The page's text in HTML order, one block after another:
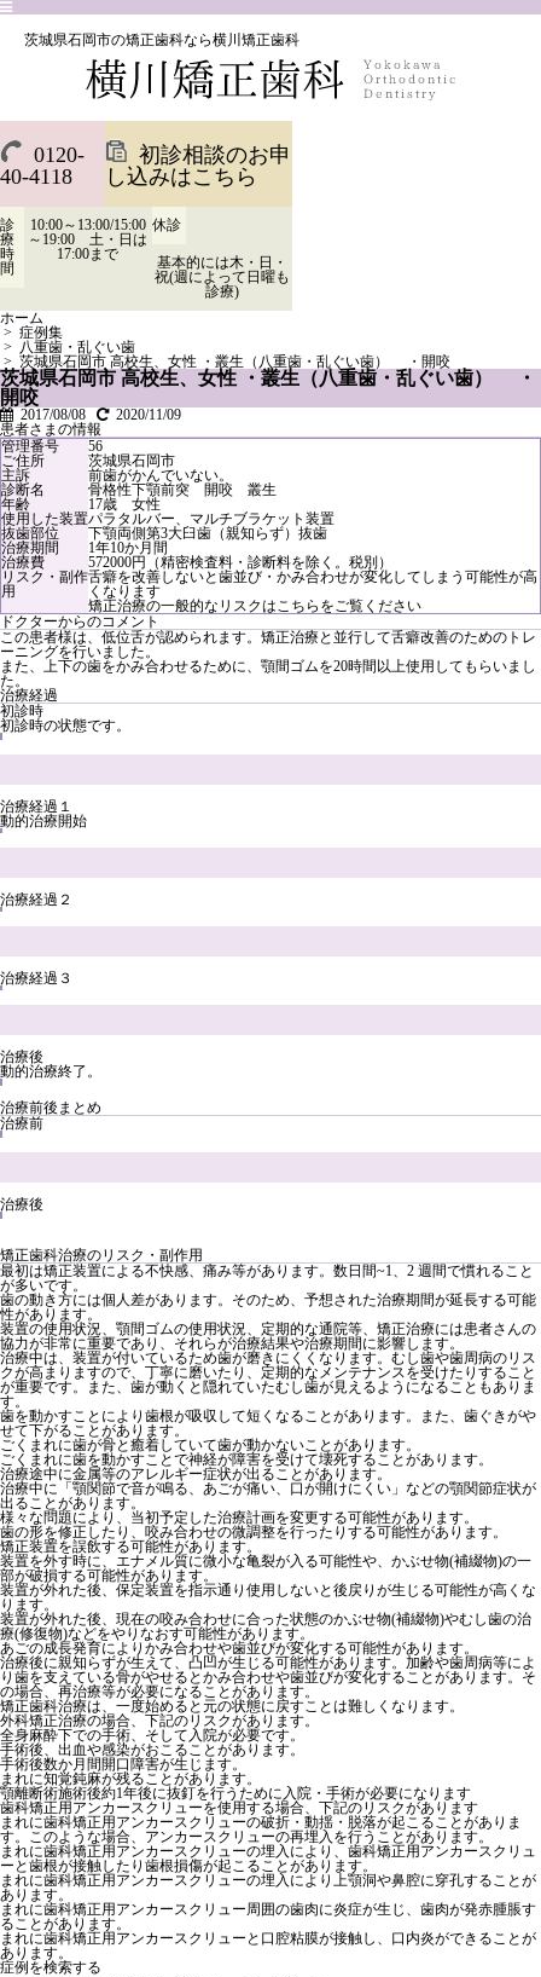
茨城県石岡市の矯正歯科なら横川矯正歯科
0120-
40-4118
初診相談のお申
し込みはこちら
診
療
時
間
10:00～13:00/15:00
～19:00 土・日は
17:00まで
休診
基本的には木・日・
祝(週によって日曜も
診療)
ホーム
> 症例集
> 八重歯・乱ぐい歯
> 茨城県石岡市 高校生、女性 ・叢生（八重歯・乱ぐい歯） ・開咬
茨城県石岡市 高校生、女性 ・叢生（八重歯・乱ぐい歯） ・
開咬
2017/08/08
2020/11/09
患者さまの情報
管理番号
56
ご住所
茨城県石岡市
主訴
前歯がかんでいない。
診断名
骨格性下顎前突 開咬 叢生
年齢
17歳 女性
使用した装置パラタルバー、マルチブラケット装置
抜歯部位
下顎両側第3大臼歯（親知らず）抜歯
治療期間
1年10か月間
治療費
572000円（精密検査料・診断料を除く。税別）
リスク・副作
用
舌癖を改善しないと歯並び・かみ合わせが変化してしまう可能性が高
くなります
矯正治療の一般的なリスクはこちら をご覧ください
ドクターからのコメント
この患者様は、低位舌が認められます。矯正治療と並行して舌癖改善のためのトレ
ーニングを行いました。
また、上下の歯をかみ合わせるために、顎間ゴムを20時間以上使用してもらいまし
た。
治療経過
初診時
初診時の状態です。
治療経過１
動的治療開始
治療経過２
治療経過３
治療後
動的治療終了。
治療前後まとめ
治療前
治療後
矯正歯科治療のリスク・副作用
最初は矯正装置による不快感、痛み等があります。数日間~1、2 週間で慣れること
が多いです。
歯の動き方には個人差があります。そのため、予想された治療期間が延長する可能
性があります。
装置の使用状況、顎間ゴムの使用状況、定期的な通院等、矯正治療には患者さんの
協力が非常に重要であり、それらが治療結果や治療期間に影響します。
治療中は、装置が付いているため歯が磨きにくくなります。むし歯や歯周病のリス
クが高まりますので、丁寧に磨いたり、定期的なメンテナンスを受けたりすること
が重要です。また、歯が動くと隠れていたむし歯が見えるようになることもありま
す。
歯を動かすことにより歯根が吸収して短くなることがあります。また、歯ぐきがや
せて下がることがあります。
ごくまれに歯が骨と癒着していて歯が動かないことがあります。
ごくまれに歯を動かすことで神経が障害を受けて壊死することがあります。
治療途中に金属等のアレルギー症状が出ることがあります。
治療中に「顎関節で音が鳴る、あごが痛い、口が開けにくい」などの顎関節症状が
出ることがあります。
様々な問題により、当初予定した治療計画を変更する可能性があります。
歯の形を修正したり、咬み合わせの微調整を行ったりする可能性があります。
矯正装置を誤飲する可能性があります。
装置を外す時に、エナメル質に微小な亀裂が入る可能性や、かぶせ物(補綴物)の一
部が破損する可能性があります。
装置が外れた後、保定装置を指示通り使用しないと後戻りが生じる可能性が高くな
ります。
装置が外れた後、現在の咬み合わせに合った状態のかぶせ物(補綴物)やむし歯の治
療(修復物)などをやりなおす可能性があります。
あごの成長発育によりかみ合わせや歯並びが変化する可能性があります。
治療後に親知らずが生えて、凸凹が生じる可能性があります。加齢や歯周病等によ
り歯を支えている骨がやせるとかみ合わせや歯並びが変化することがあります。そ
の場合、再治療等が必要になることがあります。
矯正歯科治療は、一度始めると元の状態に戻すことは難しくなります。
外科矯正治療の場合、下記のリスクがあります。
全身麻酔下での手術、そして入院が必要です。
手術後、出血や感染がおこることがあります。
手術後数か月間開口障害が生じます。
まれに知覚鈍麻が残ることがあります。
顎離断術施術後約1年後に抜釘を行うために入院・手術が必要になります
歯科矯正用アンカースクリューを使用する場合、下記のリスクがあります
まれに歯科矯正用アンカースクリューの破折・動揺・脱落が起こることがありま
す。このような場合、アンカースクリューの再埋入を行うことがあります。
まれに歯科矯正用アンカースクリューの埋入により、歯科矯正用アンカースクリュ
ーと歯根が接触したり歯根損傷が起こることがあります。
まれに歯科矯正用アンカースクリューの埋入により上顎洞や鼻腔に穿孔することが
あります。
まれに歯科矯正用アンカースクリュー周囲の歯肉に炎症が生じ、歯肉が発赤腫脹す
ることがあります。
まれに歯科矯正用アンカースクリューと口腔粘膜が接触し、口内炎ができることが
あります。
症例を検索する